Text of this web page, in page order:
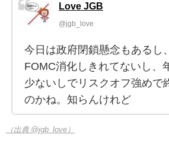
Love JGB
@jgb_love
今日は政府閉鎖懸念もあるし
FOMC消化しきれてないし、
少ないしでリスクオフ強めで
のかね。知らんけれど
（出典 @jgb_love）